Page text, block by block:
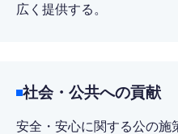
広く提供する。
社会・公共への貢献
安全・安心に関する公の施